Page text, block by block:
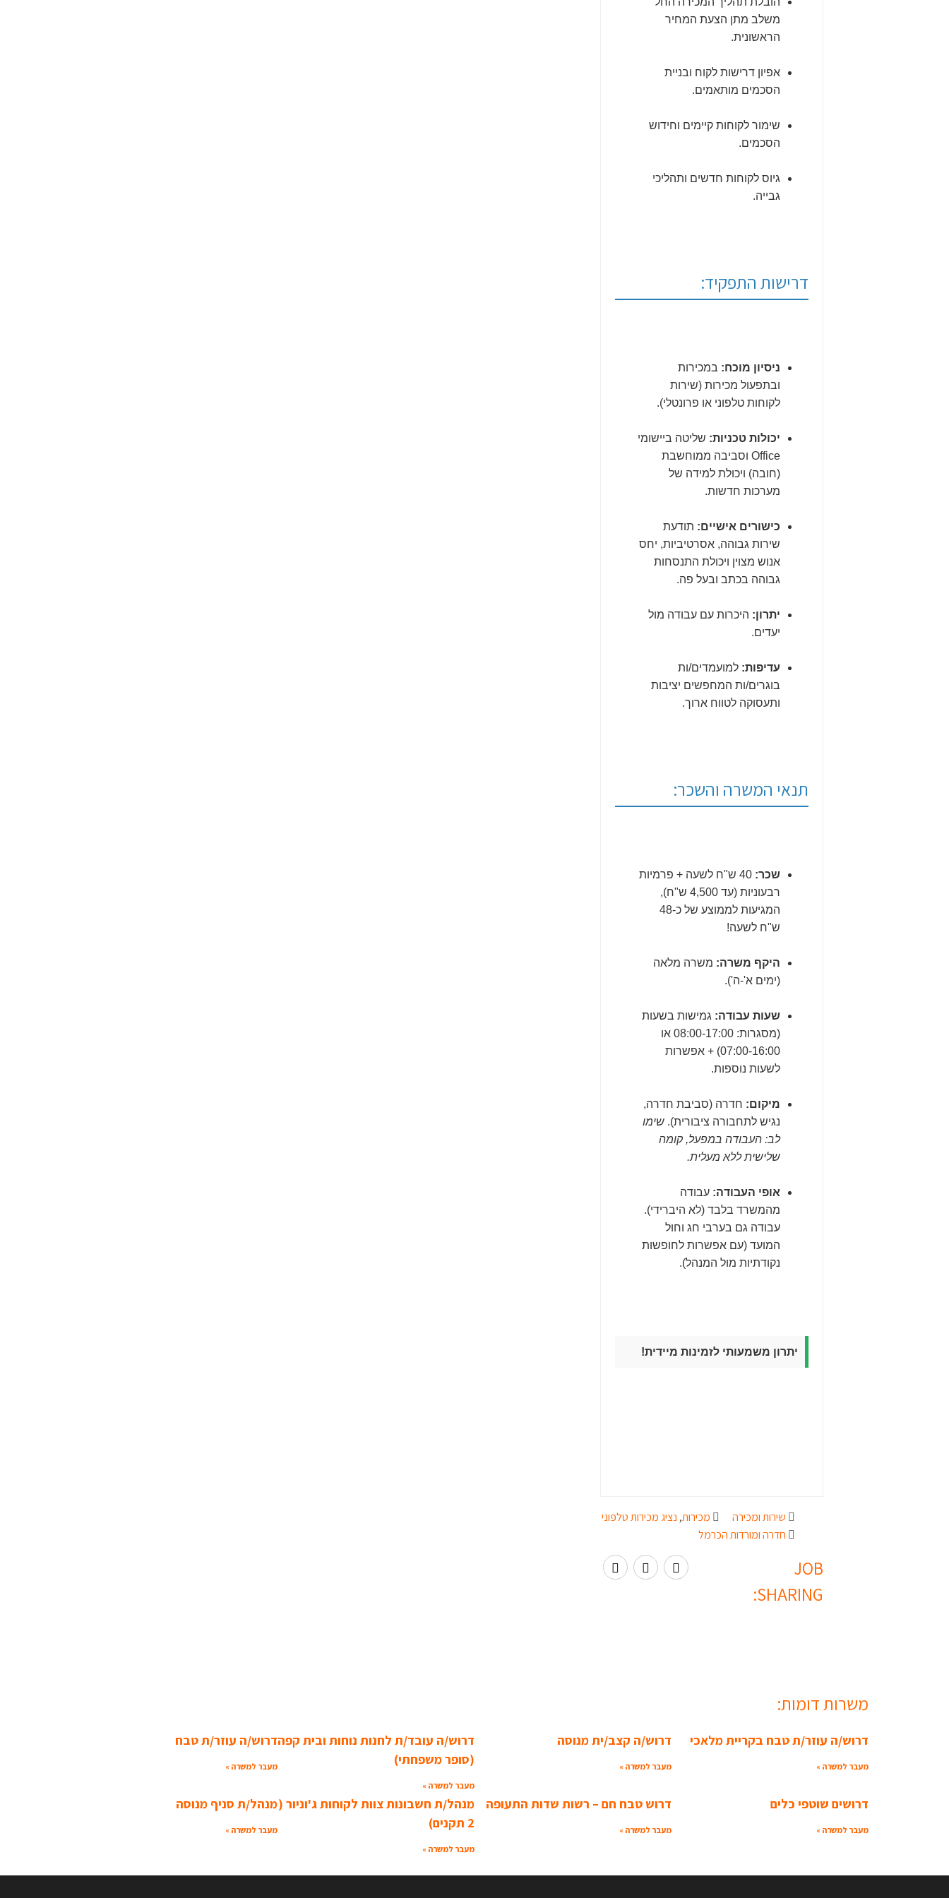
משלב מתן הצעת המחיר
הראשונית.
אפיון דרישות לקוח ובניית
הסכמים מותאמים.
שימור לקוחות קיימים וחידוש
הסכמים.
גיוס לקוחות חדשים ותהליכי
גבייה.
דרישות התפקיד:
ניסיון מוכח: במכירות
ובתפעול מכירות (שירות
לקוחות טלפוני או פרונטלי).
יכולות טכניות: שליטה ביישומי
Office וסביבה ממוחשבת
(חובה) ויכולת למידה של
מערכות חדשות.
כישורים אישיים: תודעת
שירות גבוהה, אסרטיביות, יחס
אנוש מצוין ויכולת התנסחות
גבוהה בכתב ובעל פה.
יתרון: היכרות עם עבודה מול
יעדים.
עדיפות: למועמדים/ות
בוגרים/ות המחפשים יציבות
ותעסוקה לטווח ארוך.
תנאי המשרה והשכר:
שכר:
40 ש"ח לשעה + פרמיות
רבעוניות (עד 4,500 ש"ח),
המגיעות לממוצע של כ-48
ש"ח לשעה!
היקף משרה: משרה מלאה
(ימים א'-ה').
שעות עבודה: גמישות בשעות
(מסגרות: 08:00-17:00 או
07:00-16:00) + אפשרות
לשעות נוספות.
מיקום: חדרה (סביבת חדרה,
נגיש לתחבורה ציבורית). שימו
לב: העבודה במפעל, קומה
שלישית ללא מעלית.
אופי העבודה: עבודה
מהמשרד בלבד (לא היברידי).
עבודה גם בערבי חג וחול
המועד (עם אפשרות לחופשות
נקודתיות מול המנהל).
יתרון משמעותי לזמינות מיידית!
שירות ומכירה מכירות, נציג מכירות טלפוני
חדרה ומורדות הכרמל
JOB
SHARING:
משרות דומות:
דרוש/ה עוזר/ת טבח בקריית מלאכי
מעבר למשרה »
דרוש/ה קצב/ית מנוסה
מעבר למשרה »
דרוש/ה עובד/ת לחנות נוחות ובית קפה
(סופר משפחתי)
מעבר למשרה »
דרוש/ה עוזר/ת טבח
מעבר למשרה »
דרושים שוטפי כלים
מעבר למשרה »
דרוש טבח חם – רשות שדות התעופה
מעבר למשרה »
מנהל/ת חשבונות צוות לקוחות ג'וניור (
2 תקנים)
מעבר למשרה »
מנהל/ת סניף מנוסה
מעבר למשרה »